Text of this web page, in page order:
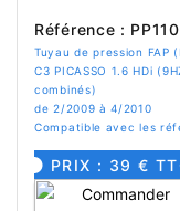
Référence :
Tuyau de pression FAP
C3 PICASSO 1.6 HDi
combinés)
de 2/2009 à 4/2010
Compatible avec les
PRIX : 39 €